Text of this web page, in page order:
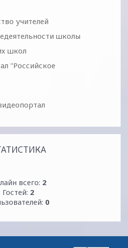
учителей
школы
школ
"Российское
всего: 2
Гостей: 2
0